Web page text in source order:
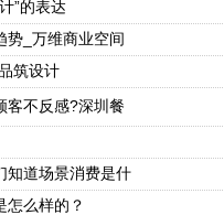
”的表达
势_万维商业空间
筑设计
客不反感?深圳餐
知道场景消费是什
怎么样的？